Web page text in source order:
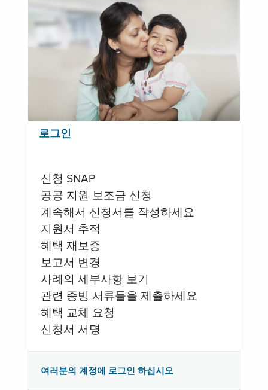
로그인
신청 SNAP
공공 지원 보조금 신청
계속해서 신청서를 작성하세요
지원서 추적
혜택 재보증
보고서 변경
사례의 세부사항 보기
관련 증빙 서류들을 제출하세요
혜택 교체 요청
신청서 서명
여러분의 계정에 로그인 하십시오